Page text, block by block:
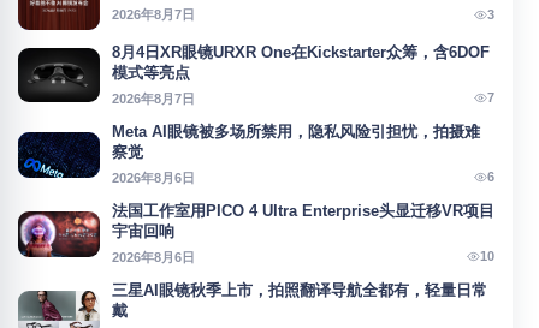
2026年8月7日 3
8月4日XR眼镜URXR One在Kickstarter众筹，含6DOF
模式等亮点
2026年8月7日 7
Meta AI眼镜被多场所禁用，隐私风险引担忧，拍摄难
察觉
2026年8月6日 6
法国工作室用PICO 4 Ultra Enterprise头显迁移VR项目
宇宙回响
2026年8月6日 10
三星AI眼镜秋季上市，拍照翻译导航全都有，轻量日常
戴